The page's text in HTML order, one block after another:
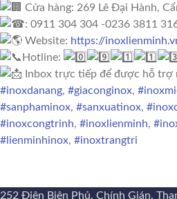
Cửa hàng: 269 Lê Đại Hành,
: 0911 304 304 -0236 3811
Website: https://
Hotline:
Inbox trực tiếp để được hỗ trợ
#inoxdanang, #giaconginox,
#sanphaminox, #sanxuatinox,
#inoxcongtrinh, #inoxlienminh,
#lienminhinox, #inoxtrangtri
252 Điện Biên Phủ, Chính Gián,